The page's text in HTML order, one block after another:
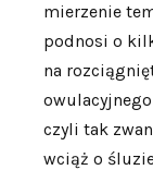
mierzenie
podnosi o
na
czyli tak
wciąż o